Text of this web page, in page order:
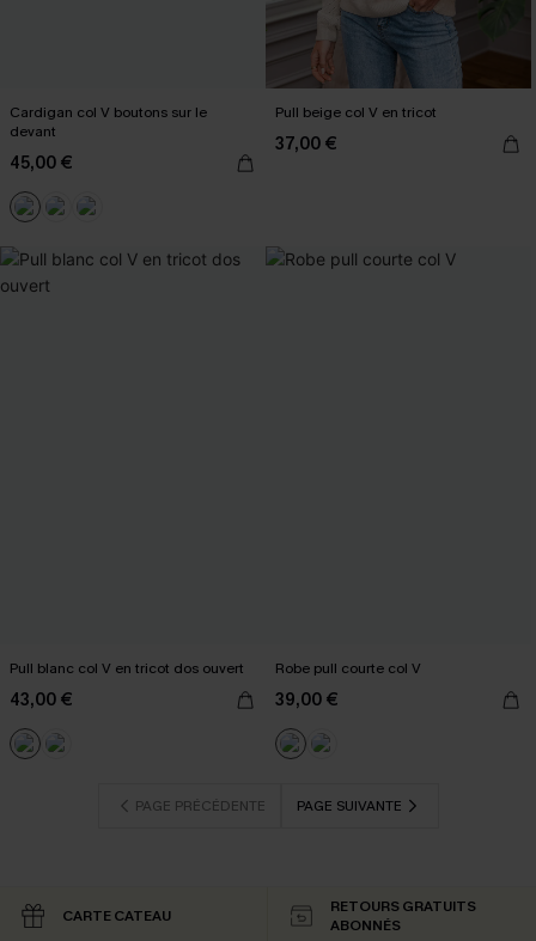
Cardigan col V boutons sur le
devant
45,00 €
Pull beige col V en tricot
37,00 €
Pull blanc col V en tricot dos ouvert
43,00 €
Robe pull courte col V
39,00 €
PAGE PRÉCÉDENTE PAGE SUIVANTE
CARTE CATEAU
RETOURS GRATUITS
ABONNÉS